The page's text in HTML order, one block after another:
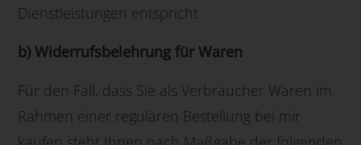
Dienstleistungen entspricht.
b) Widerrufsbelehrung für Waren
Für den Fall, dass Sie als Verbraucher Waren im
Rahmen einer regulären Bestellung bei mir